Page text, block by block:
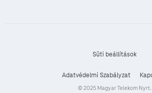
Süti beállítások
Adatvédelmi Szabályzat
© 2025 Magyar Telekom Nyrt.